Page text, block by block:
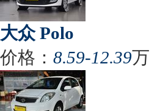
大众 Polo
价格： 8.59-12.39万